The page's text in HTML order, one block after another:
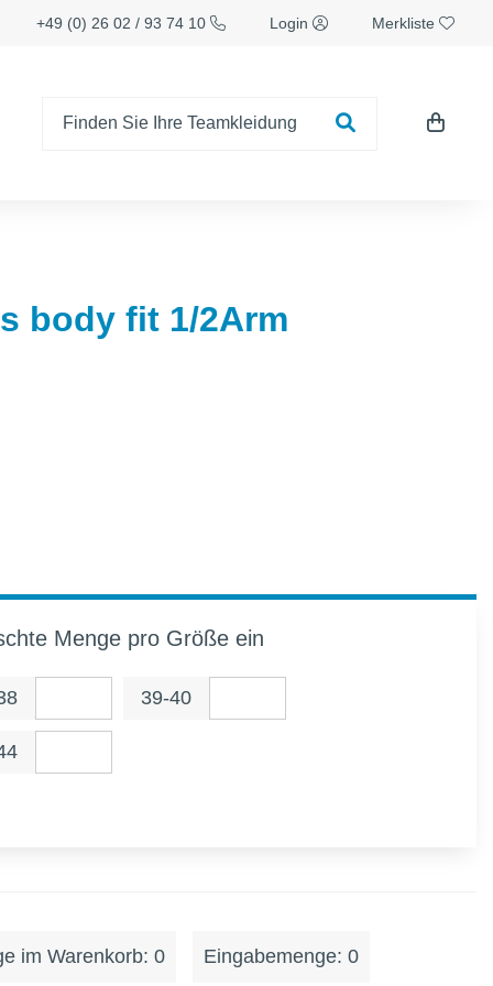
+49 (0) 26 02 / 93 74 10 Login Merkliste
body fit 1/2Arm
Menge pro Größe ein
39-40
im Warenkorb: 0 Eingabemenge: 0